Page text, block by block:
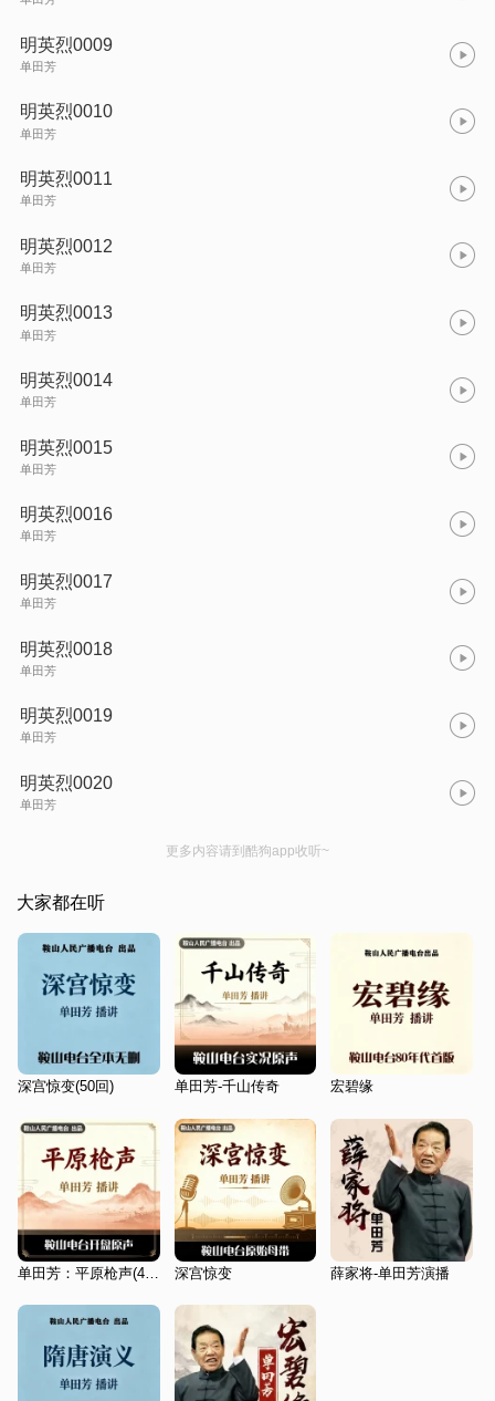
明英烈0009
单田芳
明英烈0010
单田芳
明英烈0011
单田芳
明英烈0012
单田芳
明英烈0013
单田芳
明英烈0014
单田芳
明英烈0015
单田芳
明英烈0016
单田芳
明英烈0017
单田芳
明英烈0018
单田芳
明英烈0019
单田芳
明英烈0020
单田芳
更多内容请到酷狗app收听~
大家都在听
深宫惊变(50回) 单田芳-千山传奇 宏碧缘
深宫惊变 薛家将-单田芳演播